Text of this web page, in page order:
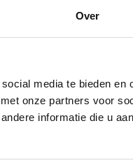
Over
media te bieden en
onze partners voor
informatie die u
*